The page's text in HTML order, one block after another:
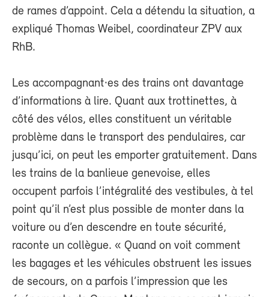
de rames d’appoint. Cela a détendu la situation, a
expliqué Thomas Weibel, coordinateur ZPV aux
RhB.
Les accompagnant·es des trains ont davantage
d’informations à lire. Quant aux trottinettes, à
côté des vélos, elles constituent un véritable
problème dans le transport des pendulaires, car
jusqu’ici, on peut les emporter gratuitement. Dans
les trains de la banlieue genevoise, elles
occupent parfois l’intégralité des vestibules, à tel
point qu’il n’est plus possible de monter dans la
voiture ou d’en descendre en toute sécurité,
raconte un collègue. « Quand on voit comment
les bagages et les véhicules obstruent les issues
de secours, on a parfois l’impression que les